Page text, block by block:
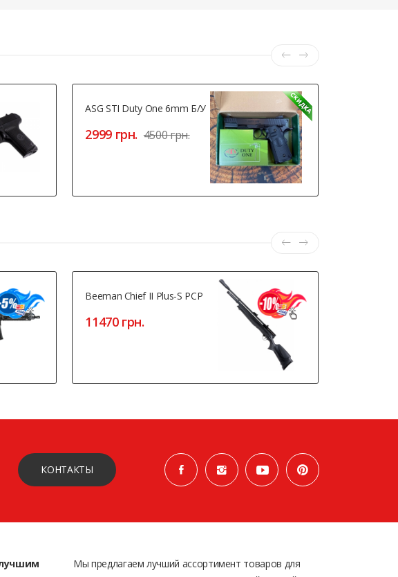
ASG STI Duty One 6mm Б/У
2999 грн. 4500 грн.
Beeman Chief II Plus-S PCP
11470 грн.
КОНТАКТЫ
Мы предлагаем лучший ассортимент товаров для